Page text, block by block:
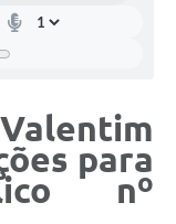
para
nº